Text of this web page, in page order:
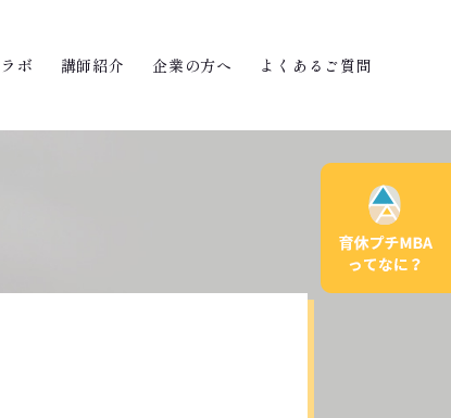
ボ 講師紹介 企業の方へ よくあるご質問